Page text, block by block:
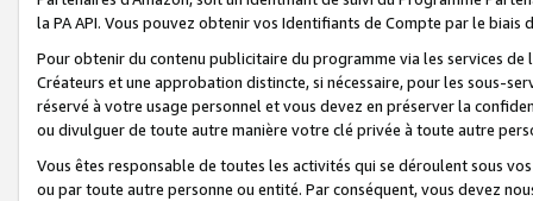
la PA API. Vous pouvez obtenir vos Identifiants de Compte par le biais
Pour obtenir du contenu publicitaire du programme via les services
Créateurs et une approbation distincte, si nécessaire, pour les sous-
réservé à votre usage personnel et vous devez en préserver la
ou divulguer de toute autre manière votre clé privée à toute autre
Vous êtes responsable de toutes les activités qui se déroulent sous
ou par toute autre personne ou entité. Par conséquent, vous devez